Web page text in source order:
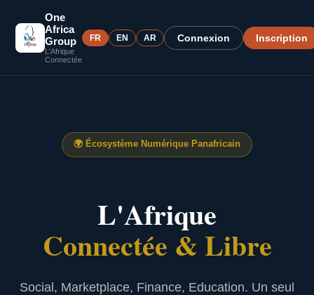
One
Africa
Group
L'Afrique
Connectée
FR EN AR Connexion Inscription
🌍 Écosystème Numérique Panafricain
L'Afrique
Connectée & Libre
Social, Marketplace, Finance, Education. Un seul